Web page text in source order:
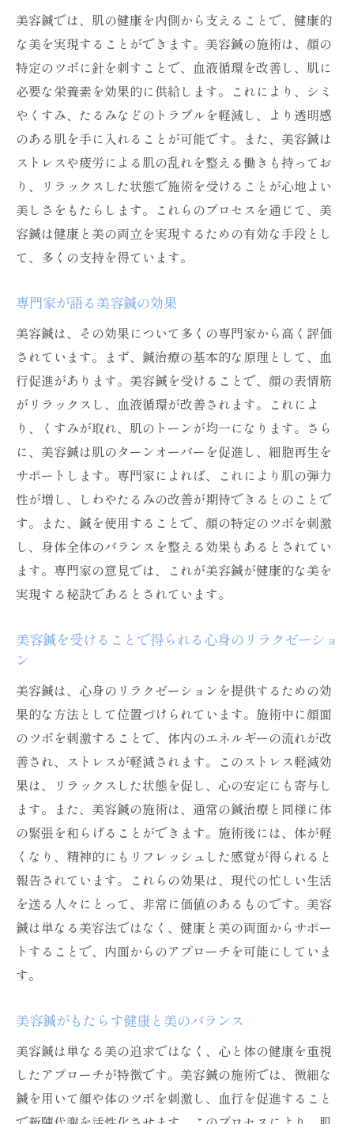
美容鍼を受けることで得られる長期的な肌
改善
美容鍼の真価を引き出す専門家の見解
専門家が語る美容鍼の正しい理解
美容鍼の効果を引き出す専門的アドバイス
専門家が推奨する美容鍼の活用方法
美容鍼施術における専門家の役割と重要性
美容鍼に関する専門家の意見と最新情報
美容鍼を専門家の視点から効果的に活用す
る方法
美容鍼の効果を高めるための施術後ケア
施術後のケアで美容鍼の効果を最大化する
方法
美容鍼後の肌を守るための重要なケア
美容鍼施術後の肌を健やかに保つためのヒ
ント
施術後の適切なケアが美容鍼の成果を向上
させる理由
美容鍼後に行うべき具体的なケア方法
美容鍼の効果を持続させるためのアフター
ケアの重要性
美容鍼が注目される理由とその効果
美容鍼がもたらす具体的な効果
美容鍼の効果的な活用事例
美容鍼がもたらす健康的な美の魅力
美容鍼の効果を体感した人々の声
美容鍼の評判に基づく実際の体験談
美容鍼を受けた人々のリアルな感想
体験者が語る美容鍼の魅力と効果
美容鍼による肌改善の成功体験
美容鍼が変えたライフスタイルの変化
実際の体験談から見る美容鍼の評判
美容鍼を受けたことで得られた美と健康
美容鍼の未来健康美を求める人々の選択
美容鍼が提案する新しい美のスタイル
美容鍼が今後の美容トレンドになる理由
美と健康を求める人々にとっての美容鍼の
価値
美容鍼では、肌の健康を内側から支えることで、健康的
な美を実現することができます。美容鍼の施術は、顔の
特定のツボに針を刺すことで、血液循環を改善し、肌に
必要な栄養素を効果的に供給します。これにより、シミ
やくすみ、たるみなどのトラブルを軽減し、より透明感
のある肌を手に入れることが可能です。また、美容鍼は
ストレスや疲労による肌の乱れを整える働きも持ってお
り、リラックスした状態で施術を受けることが心地よい
美しさをもたらします。これらのプロセスを通じて、美
容鍼は健康と美の両立を実現するための有効な手段とし
て、多くの支持を得ています。
専門家が語る美容鍼の効果
美容鍼は、その効果について多くの専門家から高く評価
されています。まず、鍼治療の基本的な原理として、血
行促進があります。美容鍼を受けることで、顔の表情筋
がリラックスし、血液循環が改善されます。これによ
り、くすみが取れ、肌のトーンが均一になります。さら
に、美容鍼は肌のターンオーバーを促進し、細胞再生を
サポートします。専門家によれば、これにより肌の弾力
性が増し、しわやたるみの改善が期待できるとのことで
す。また、鍼を使用することで、顔の特定のツボを刺激
し、身体全体のバランスを整える効果もあるとされてい
ます。専門家の意見では、これが美容鍼が健康的な美を
実現する秘訣であるとされています。
美容鍼を受けることで得られる心身のリラクゼーショ
ン
美容鍼は、心身のリラクゼーションを提供するための効
果的な方法として位置づけられています。施術中に顔面
のツボを刺激することで、体内のエネルギーの流れが改
善され、ストレスが軽減されます。このストレス軽減効
果は、リラックスした状態を促し、心の安定にも寄与し
ます。また、美容鍼の施術は、通常の鍼治療と同様に体
の緊張を和らげることができます。施術後には、体が軽
くなり、精神的にもリフレッシュした感覚が得られると
報告されています。これらの効果は、現代の忙しい生活
を送る人々にとって、非常に価値のあるものです。美容
鍼は単なる美容法ではなく、健康と美の両面からサポー
トすることで、内面からのアプローチを可能にしていま
す。
美容鍼がもたらす健康と美のバランス
美容鍼は単なる美の追求ではなく、心と体の健康を重視
したアプローチが特徴です。美容鍼の施術では、微細な
鍼を用いて顔や体のツボを刺激し、血行を促進すること